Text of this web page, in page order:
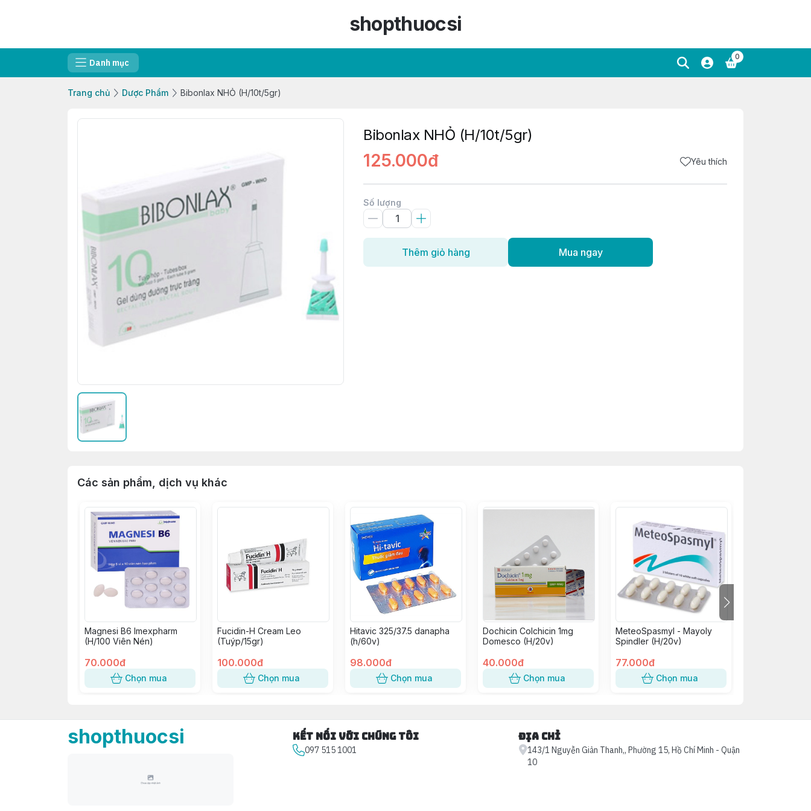
shopthuocsi
Danh mục
0
Trang chủ Dược Phẩm Bibonlax NHỎ (H/10t/5gr)
Bibonlax NHỎ (H/10t/5gr)
125.000đ Yêu thích
Số lượng
Thêm giỏ hàng Mua ngay
Các sản phẩm, dịch vụ khác
Magnesi B6 Imexpharm
(H/100 Viên Nén)
70.000đ
Chọn mua
Fucidin-H Cream Leo
(Tuýp/15gr)
100.000đ
Chọn mua
Hitavic 325/37.5 danapha
(h/60v)
98.000đ
Chọn mua
Dochicin Colchicin 1mg
Domesco (H/20v)
40.000đ
Chọn mua
MeteoSpasmyl - Mayoly
Spindler (H/20v)
77.000đ
Chọn mua
shopthuocsi Kết nối với chúng tôi
097 515 1001
Địa chỉ
143/1 Nguyễn Giản Thanh,, Phường 15, Hồ Chí Minh - Quận
10